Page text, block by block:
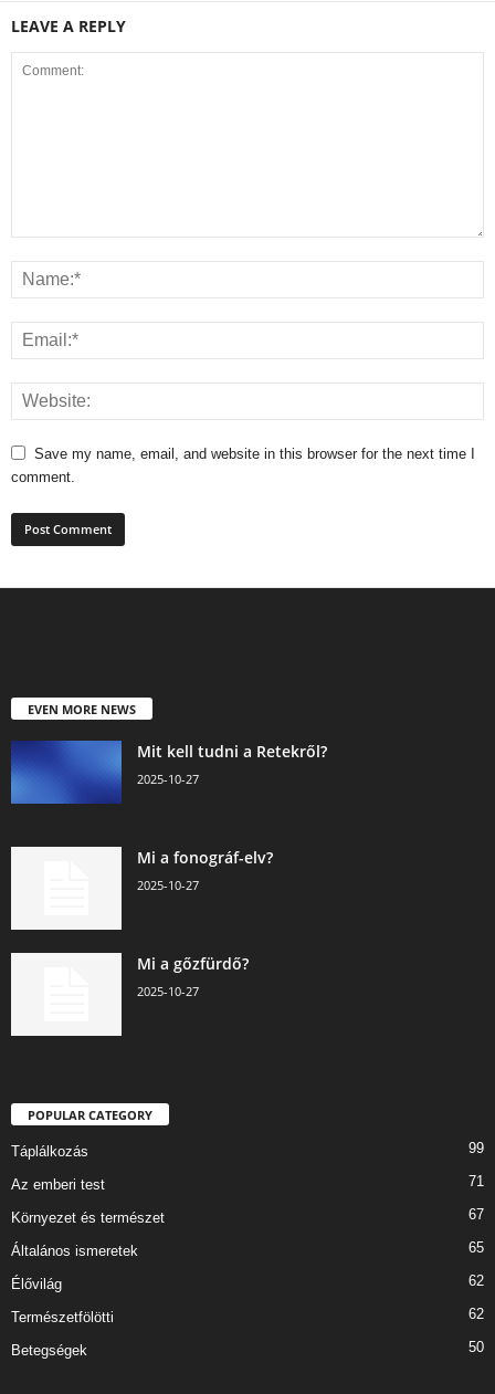
LEAVE A REPLY
Save my name, email, and website in this browser for the next time I
comment.
EVEN MORE NEWS
Mit kell tudni a Retekről?
2025-10-27
Mi a fonográf-elv?
2025-10-27
Mi a gőzfürdő?
2025-10-27
POPULAR CATEGORY
Táplálkozás 99
Az emberi test 71
Környezet és természet 67
Általános ismeretek 65
Élővilág 62
Természetfölötti 62
Betegségek 50